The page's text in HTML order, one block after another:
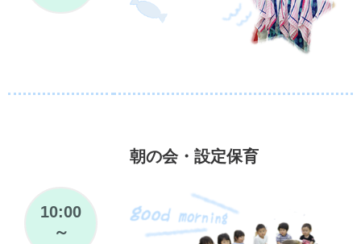
10:00
～
朝の会・設定保育